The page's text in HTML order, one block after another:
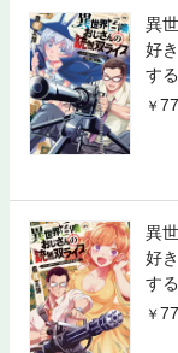
異
好
す
異
好
す